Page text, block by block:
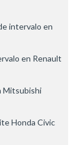
intervalo en
en Renault
Mitsubishi
Honda Civic